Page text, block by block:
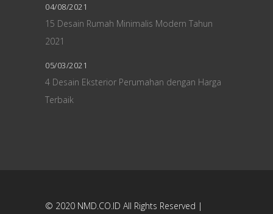
04/08/2021
15 Desain Rumah Minimalis Modern Tahun
2021
05/03/2021
4 Desain Eksterior Perumahan dengan Harga
Terbaik
© 2020 NMD.CO.ID All Rights Reserved |